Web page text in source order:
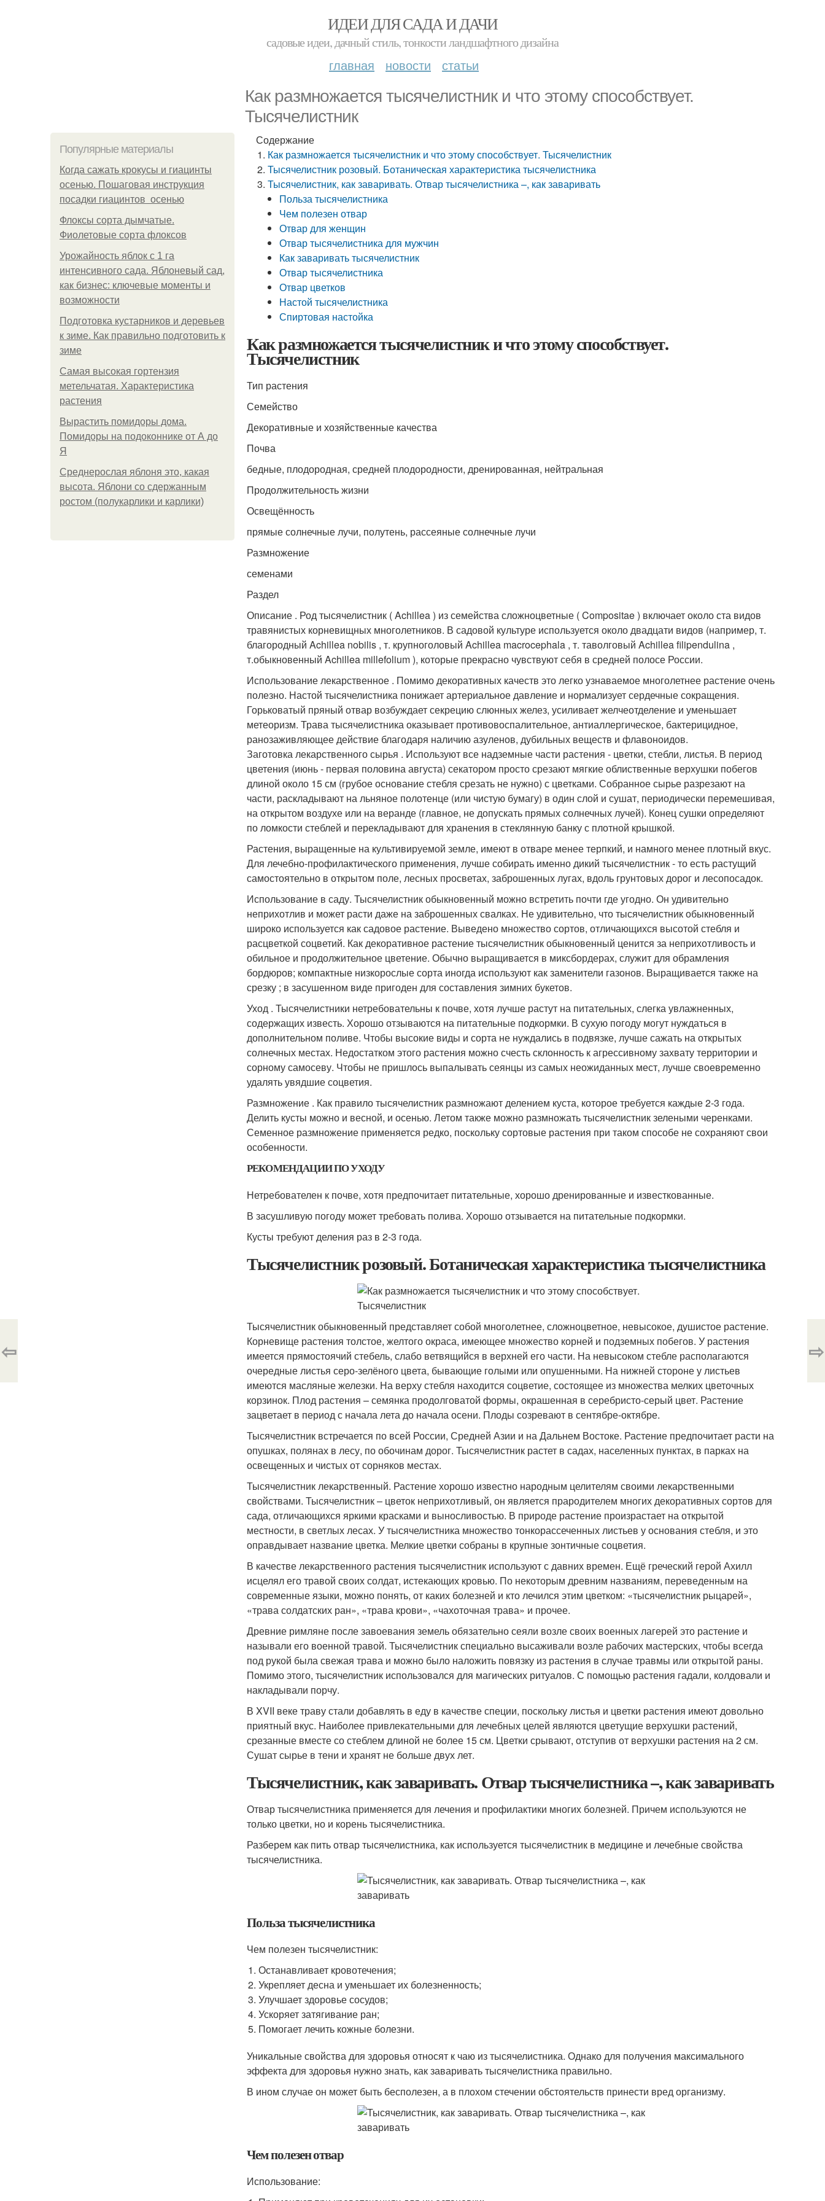
ИДЕИ ДЛЯ САДА И ДАЧИ
садовые идеи, дачный стиль, тонкости ландшафтного дизайна
главная новости статьи
Как размножается тысячелистник и что этому способствует.
Тысячелистник
Популярные материалы
Когда сажать крокусы и гиацинты
осенью. Пошаговая инструкция
посадки гиацинтов осенью
Флоксы сорта дымчатые.
Фиолетовые сорта флоксов
Урожайность яблок с 1 га
интенсивного сада. Яблоневый сад,
как бизнес: ключевые моменты и
возможности
Подготовка кустарников и деревьев
к зиме. Как правильно подготовить к
зиме
Самая высокая гортензия
метельчатая. Характеристика
растения
Вырастить помидоры дома.
Помидоры на подоконнике от А до
Я
Среднерослая яблоня это, какая
высота. Яблони со сдержанным
ростом (полукарлики и карлики)
Содержание
Как размножается тысячелистник и что этому способствует. Тысячелистник
Тысячелистник розовый. Ботаническая характеристика тысячелистника
Тысячелистник, как заваривать. Отвар тысячелистника –, как заваривать
Польза тысячелистника
Чем полезен отвар
Отвар для женщин
Отвар тысячелистника для мужчин
Как заваривать тысячелистник
Отвар тысячелистника
Отвар цветков
Настой тысячелистника
Спиртовая настойка
Как размножается тысячелистник и что этому способствует.
Тысячелистник
Тип растения
Семейство
Декоративные и хозяйственные качества
Почва
бедные, плодородная, средней плодородности, дренированная, нейтральная
Продолжительность жизни
Освещённость
прямые солнечные лучи, полутень, рассеяные солнечные лучи
Размножение
семенами
Раздел
Описание . Род тысячелистник ( Achillea ) из семейства сложноцветные ( Compositae ) включает около ста видов
травянистых корневищных многолетников. В садовой культуре используется около двадцати видов (например, т.
благородный Achillea nobilis , т. крупноголовый Achillea macrocephala , т. таволговый Achillea filipendulina ,
т.обыкновенный Achillea millefolium ), которые прекрасно чувствуют себя в средней полосе России.
Использование лекарственное . Помимо декоративных качеств это легко узнаваемое многолетнее растение очень
полезно. Настой тысячелистника понижает артериальное давление и нормализует сердечные сокращения.
Горьковатый пряный отвар возбуждает секрецию слюнных желез, усиливает желчеотделение и уменьшает
метеоризм. Трава тысячелистника оказывает противовоспалительное, антиаллергическое, бактерицидное,
ранозаживляющее действие благодаря наличию азуленов, дубильных веществ и флавоноидов.
Заготовка лекарственного сырья . Используют все надземные части растения - цветки, стебли, листья. В период
цветения (июнь - первая половина августа) секатором просто срезают мягкие облиственные верхушки побегов
длиной около 15 см (грубое основание стебля срезать не нужно) с цветками. Собранное сырье разрезают на
части, раскладывают на льняное полотенце (или чистую бумагу) в один слой и сушат, периодически перемешивая,
на открытом воздухе или на веранде (главное, не допускать прямых солнечных лучей). Конец сушки определяют
по ломкости стеблей и перекладывают для хранения в стеклянную банку с плотной крышкой.
Растения, выращенные на культивируемой земле, имеют в отваре менее терпкий, и намного менее плотный вкус.
Для лечебно-профилактического применения, лучше собирать именно дикий тысячелистник - то есть растущий
самостоятельно в открытом поле, лесных просветах, заброшенных лугах, вдоль грунтовых дорог и лесопосадок.
Использование в саду. Тысячелистник обыкновенный можно встретить почти где угодно. Он удивительно
неприхотлив и может расти даже на заброшенных свалках. Не удивительно, что тысячелистник обыкновенный
широко используется как садовое растение. Выведено множество сортов, отличающихся высотой стебля и
расцветкой соцветий. Как декоративное растение тысячелистник обыкновенный ценится за неприхотливость и
обильное и продолжительное цветение. Обычно выращивается в миксбордерах, служит для обрамления
бордюров; компактные низкорослые сорта иногда используют как заменители газонов. Выращивается также на
срезку ; в засушенном виде пригоден для составления зимних букетов.
Уход . Тысячелистники нетребовательны к почве, хотя лучше растут на питательных, слегка увлажненных,
содержащих известь. Хорошо отзываются на питательные подкормки. В сухую погоду могут нуждаться в
дополнительном поливе. Чтобы высокие виды и сорта не нуждались в подвязке, лучше сажать на открытых
солнечных местах. Недостатком этого растения можно счесть склонность к агрессивному захвату территории и
сорному самосеву. Чтобы не пришлось выпалывать сеянцы из самых неожиданных мест, лучше своевременно
удалять увядшие соцветия.
Размножение . Как правило тысячелистник размножают делением куста, которое требуется каждые 2-3 года.
Делить кусты можно и весной, и осенью. Летом также можно размножать тысячелистник зелеными черенками.
Семенное размножение применяется редко, поскольку сортовые растения при таком способе не сохраняют свои
особенности.
РЕКОМЕНДАЦИИ ПО УХОДУ
Нетребователен к почве, хотя предпочитает питательные, хорошо дренированные и известкованные.
В засушливую погоду может требовать полива. Хорошо отзывается на питательные подкормки.
Кусты требуют деления раз в 2-3 года.
Тысячелистник розовый. Ботаническая характеристика тысячелистника
Тысячелистник обыкновенный представляет собой многолетнее, сложноцветное, невысокое, душистое растение.
Корневище растения толстое, желтого окраса, имеющее множество корней и подземных побегов. У растения
имеется прямостоячий стебель, слабо ветвящийся в верхней его части. На невысоком стебле располагаются
очередные листья серо-зелёного цвета, бывающие голыми или опушенными. На нижней стороне у листьев
имеются масляные железки. На верху стебля находится соцветие, состоящее из множества мелких цветочных
корзинок. Плод растения – семянка продолговатой формы, окрашенная в серебристо-серый цвет. Растение
зацветает в период с начала лета до начала осени. Плоды созревают в сентябре-октябре.
Тысячелистник встречается по всей России, Средней Азии и на Дальнем Востоке. Растение предпочитает расти на
опушках, полянах в лесу, по обочинам дорог. Тысячелистник растет в садах, населенных пунктах, в парках на
освещенных и чистых от сорняков местах.
Тысячелистник лекарственный. Растение хорошо известно народным целителям своими лекарственными
свойствами. Тысячелистник – цветок неприхотливый, он является прародителем многих декоративных сортов для
сада, отличающихся яркими красками и выносливостью. В природе растение произрастает на открытой
местности, в светлых лесах. У тысячелистника множество тонкорассеченных листьев у основания стебля, и это
оправдывает название цветка. Мелкие цветки собраны в крупные зонтичные соцветия.
В качестве лекарственного растения тысячелистник используют с давних времен. Ещё греческий герой Ахилл
исцелял его травой своих солдат, истекающих кровью. По некоторым древним названиям, переведенным на
современные языки, можно понять, от каких болезней и кто лечился этим цветком: «тысячелистник рыцарей»,
«трава солдатских ран», «трава крови», «чахоточная трава» и прочее.
Древние римляне после завоевания земель обязательно сеяли возле своих военных лагерей это растение и
называли его военной травой. Тысячелистник специально высаживали возле рабочих мастерских, чтобы всегда
под рукой была свежая трава и можно было наложить повязку из растения в случае травмы или открытой раны.
Помимо этого, тысячелистник использовался для магических ритуалов. С помощью растения гадали, колдовали и
накладывали порчу.
В XVII веке траву стали добавлять в еду в качестве специи, поскольку листья и цветки растения имеют довольно
приятный вкус. Наиболее привлекательными для лечебных целей являются цветущие верхушки растений,
срезанные вместе со стеблем длиной не более 15 см. Цветки срывают, отступив от верхушки растения на 2 см.
Сушат сырье в тени и хранят не больше двух лет.
Тысячелистник, как заваривать. Отвар тысячелистника –, как заваривать
Отвар тысячелистника применяется для лечения и профилактики многих болезней. Причем используются не
только цветки, но и корень тысячелистника.
Разберем как пить отвар тысячелистника, как используется тысячелистник в медицине и лечебные свойства
тысячелистника.
Польза тысячелистника
Чем полезен тысячелистник:
Останавливает кровотечения;
Укрепляет десна и уменьшает их болезненность;
Улучшает здоровье сосудов;
Ускоряет затягивание ран;
Помогает лечить кожные болезни.
Уникальные свойства для здоровья относят к чаю из тысячелистника. Однако для получения максимального
эффекта для здоровья нужно знать, как заваривать тысячелистника правильно.
В ином случае он может быть бесполезен, а в плохом стечении обстоятельств принести вред организму.
Чем полезен отвар
Использование:
⇦ ⇨